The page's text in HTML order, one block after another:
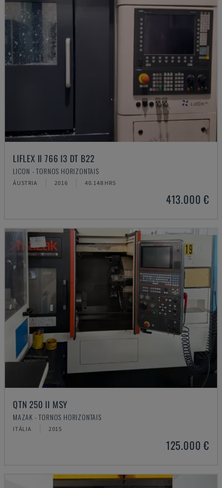
LIFLEX II 766 I3 DT B22
LICON - TORNOS HORIZONTAIS
ÁUSTRIA 2016 40.148 HRS
413.000 €
QTN 250 II MSY
MAZAK - TORNOS HORIZONTAIS
ITÁLIA 2015
125.000 €